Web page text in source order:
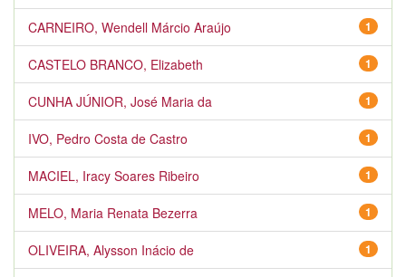
1
CARNEIRO, Wendell Márcio Araújo
1
CASTELO BRANCO, Elizabeth
1
CUNHA JÚNIOR, José Maria da
1
IVO, Pedro Costa de Castro
1
MACIEL, Iracy Soares Ribeiro
1
MELO, Maria Renata Bezerra
1
OLIVEIRA, Alysson Inácio de